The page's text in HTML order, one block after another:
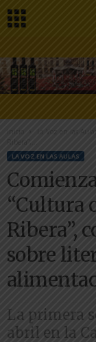
Inicio La Voz en las Aulas
Ribera”,...
LA VOZ EN LAS AULAS
“Cultura
Ribera”,
sobre
La primera
abril en la